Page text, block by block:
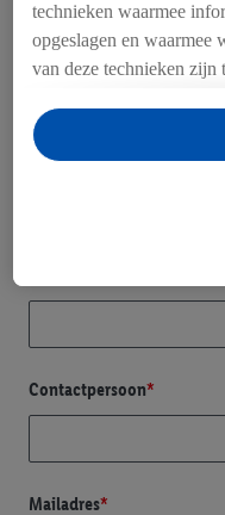
• Etten-Leur:
• Vanaf eind
Dobbelmanweg
technieken waarmee
opgeslagen en waarmee
van deze technieken zijn
opslaan van
analyseren van
gepersonaliseerde
gegevens over jouw
Als je hier toestemming
aanmaakt of inlogt op
kunnen wij en onze
identifier maken met het
van derden en om je in
te tonen. Voor dit doel